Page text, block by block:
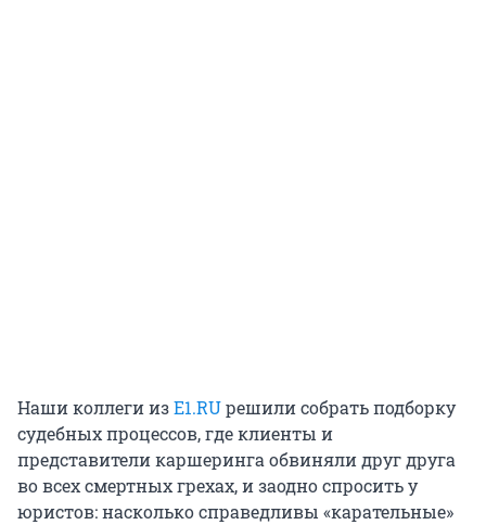
Наши коллеги изE1.RUрешили собрать подборку
судебных процессов, где клиенты и
представители каршеринга обвиняли друг друга
во всех смертных грехах, и заодно спросить у
юристов: насколько справедливы «карательные»